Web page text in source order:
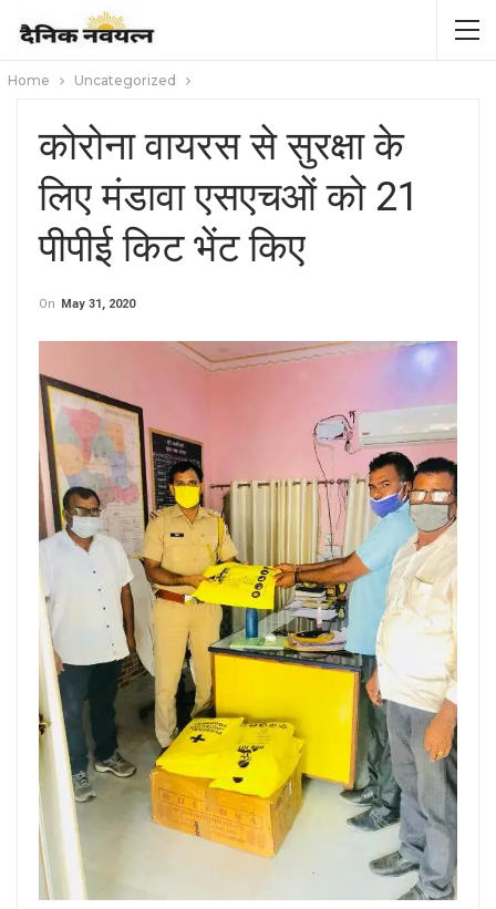
Home Uncategorized
कोरोना वायरस से सुरक्षा के
लिए मंडावा एसएचओं को 21
पीपीई किट भेंट किए
On May 31, 2020